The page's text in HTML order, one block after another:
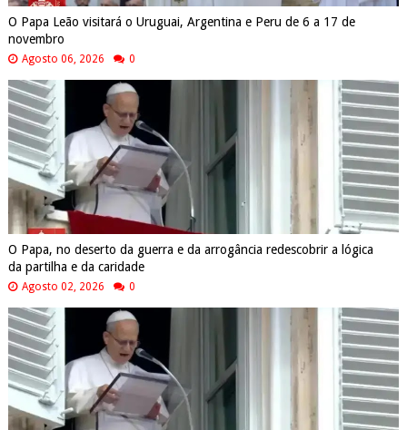
O Papa Leão visitará o Uruguai, Argentina e Peru de 6 a 17 de
novembro
Agosto 06, 2026 0
O Papa, no deserto da guerra e da arrogância redescobrir a lógica
da partilha e da caridade
Agosto 02, 2026 0